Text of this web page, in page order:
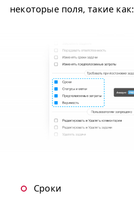
некоторые поля, такие как:
Сроки